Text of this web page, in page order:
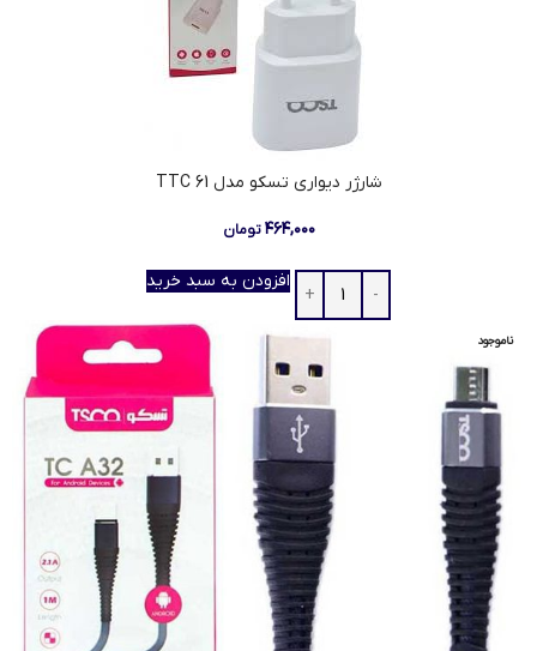
شارژر دیواری تسکو مدل TTC 61
۴۶۴,۰۰۰ تومان
افزودن به سبد خرید
ناموجود